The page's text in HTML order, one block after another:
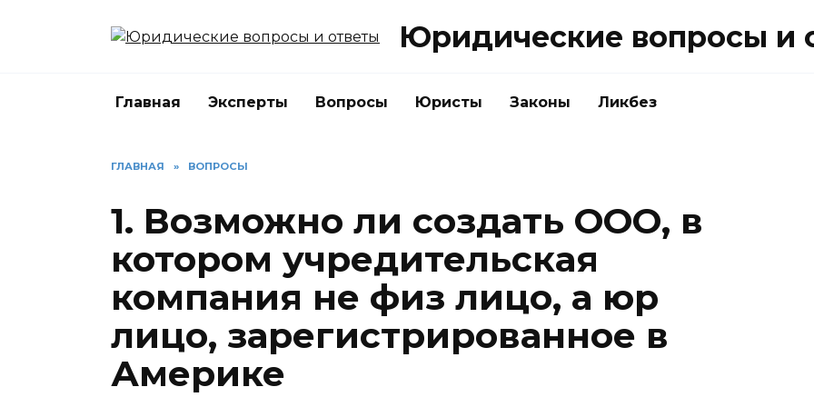
Юридические вопросы и
Главная Эксперты Вопросы Юристы Законы Ликбез
ГЛАВНАЯ » ВОПРОСЫ
1. Возможно ли создать ООО, в
котором учредительская
компания не физ лицо, а юр
лицо, зарегистрированное в
Америке